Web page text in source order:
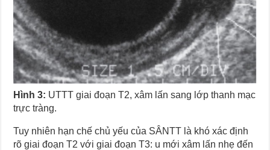
Hình 3: UTTT giai đoạn T2, xâm lấn sang lớp thanh mạc
trực tràng.
Tuy nhiên hạn chế chủ yếu của SÂNTT là khó xác định
rõ giai đoạn T2 với giai đoạn T3: u mới xâm lấn nhẹ đến